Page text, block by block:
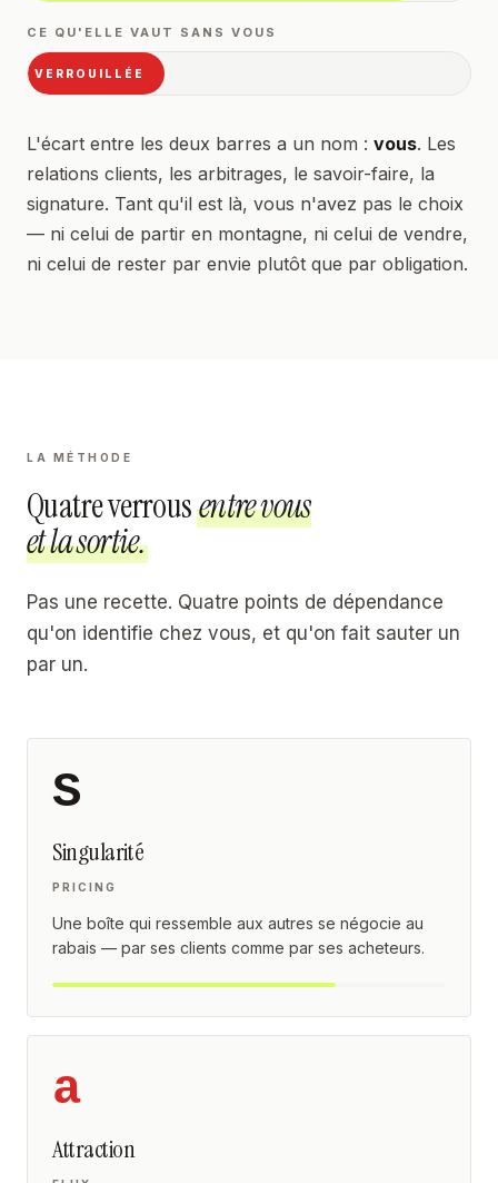
CE QU'ELLE VAUT SANS VOUS
VERROUILLÉE
L'écart entre les deux barres a un nom : vous. Les
relations clients, les arbitrages, le savoir-faire, la
signature. Tant qu'il est là, vous n'avez pas le choix
— ni celui de partir en montagne, ni celui de vendre,
ni celui de rester par envie plutôt que par obligation.
LA MÉTHODE
Quatre verrousentre vous
et la sortie.
Pas une recette. Quatre points de dépendance
qu'on identifie chez vous, et qu'on fait sauter un
par un.
S
Singularité
PRICING
Une boîte qui ressemble aux autres se négocie au
rabais — par ses clients comme par ses acheteurs.
a
Attraction